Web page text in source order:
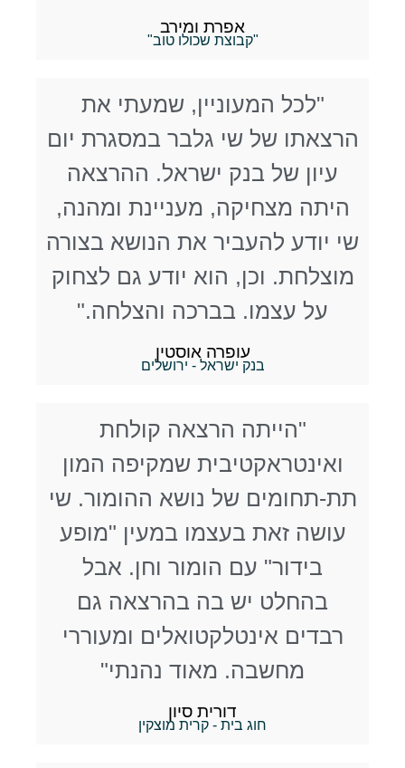
אפרת ומירב
"קבוצת שכולו טוב"
"לכל המעוניין, שמעתי את
הרצאתו של שי גלבר במסגרת יום
עיון של בנק ישראל. ההרצאה
היתה מצחיקה, מעניינת ומהנה,
שי יודע להעביר את הנושא בצורה
מוצלחת. וכן, הוא יודע גם לצחוק
על עצמו. בברכה והצלחה."
עופרה אוסטין
בנק ישראל - ירושלים
"הייתה הרצאה קולחת
ואינטראקטיבית ​ שמקיפה המון
תת-תחומים של נושא ההומור. שי
עושה זאת בעצמו במעין "מופע
בידור" עם הומור וחן. אבל
בהחלט יש בה בהרצאה גם
רבדים אינטלקטואלים ומעוררי
מחשבה. מאוד נהנתי"
דורית סיון
חוג בית - קרית מוצקין